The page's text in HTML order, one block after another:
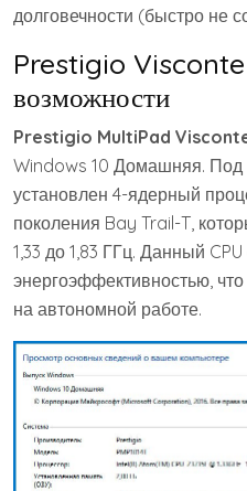
долговечности (быстро не
Prestigio Visconte
возможности
Prestigio MultiPad
Windows 10 Домашняя. Под
установлен 4-ядерный
поколения Bay Trail-T,
1,33 до 1,83 ГГц. Данный
энергоэффективностью,
на автономной работе.